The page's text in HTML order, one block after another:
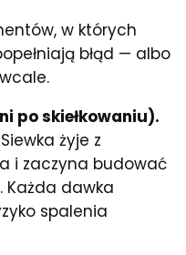
w których
błąd — albo
po skiełkowaniu).
żyje z
i zaczyna budować
Każda dawka
spalenia